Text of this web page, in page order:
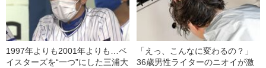
1997年よりも2001年よりも…ベ
イスターズを“一つ”にした三浦大
「えっ、こんなに変わるの？」
36歳男性ライターのニオイが激